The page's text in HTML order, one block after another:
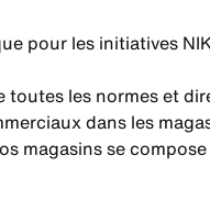
pour les initiatives
toutes les normes et
dans les
magasins se